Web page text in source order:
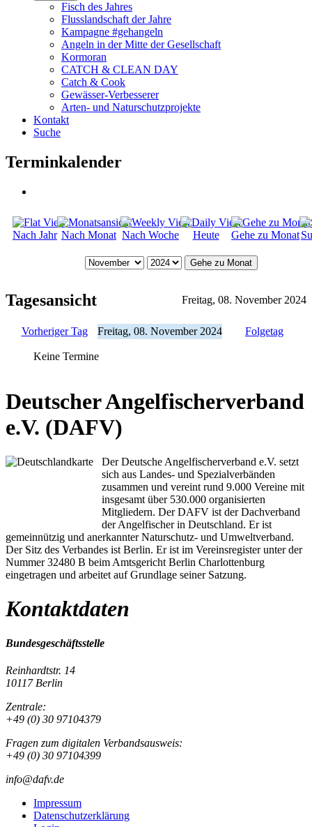
Fisch des Jahres
Flusslandschaft der Jahre
Kampagne #gehangeln
Angeln in der Mitte der Gesellschaft
Kormoran
CATCH & CLEAN DAY
Catch & Cook
Gewässer-Verbesserer
Arten- und Naturschutzprojekte
Kontakt
Suche
Terminkalender
Nach Jahr Nach Monat Nach Woche Heute Gehe zu Monat
Gehe zu Monat
Tagesansicht Freitag, 08. November 2024
Vorheriger Tag Freitag, 08. November 2024 Folgetag
Keine Termine
Deutscher Angelfischerverband
e.V. (DAFV)
Der Deutsche Angelfischerverband e.V. setzt
sich aus Landes- und Spezialverbänden
zusammen und vereint rund 9.000 Vereine mit
insgesamt über 530.000 organisierten
Mitgliedern. Der DAFV ist der Dachverband
der Angelfischer in Deutschland. Er ist
gemeinnützig und anerkannter Naturschutz- und Umweltverband.
Der Sitz des Verbandes ist Berlin. Er ist im Vereinsregister unter der
Nummer 32480 B beim Amtsgericht Berlin Charlottenburg
eingetragen und arbeitet auf Grundlage seiner Satzung.
Kontaktdaten
Bundesgeschäftsstelle
Reinhardtstr. 14
10117 Berlin
Zentrale:
+49 (0) 30 97104379
Fragen zum digitalen Verbandsausweis:
+49 (0) 30 97104399
info@dafv.de
Impressum
Datenschutzerklärung